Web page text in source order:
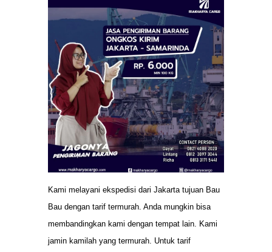
Kami melayani ekspedisi dari Jakarta tujuan Bau
Bau dengan tarif termurah. Anda mungkin bisa
membandingkan kami dengan tempat lain. Kami
jamin kamilah yang termurah. Untuk tarif